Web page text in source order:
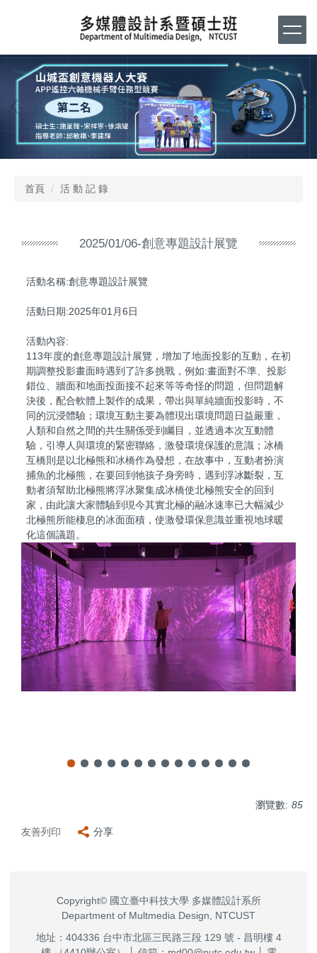
要
區
首頁 活 動 記 錄
2025/01/06-創意專題設計展覽
活動名稱:創意專題設計展覽
活動日期:2025年01月6日
活動內容:
113年度的創意專題設計展覽，增加了地面投影的互動，在初
期調整投影畫面時遇到了許多挑戰，例如:畫面對不準、投影
錯位、牆面和地面投面接不起來等等奇怪的問題，但問題解
決後，配合軟體上製作的成果，帶出與單純牆面投影時，不
同的沉浸體驗；環境互動主要為體現出環境問題日益嚴重，
人類和自然之間的共生關係受到矚目，並透過本次互動體
驗，引導人與環境的緊密聯絡，激發環境保護的意識；冰橋
互橋則是以北極熊和冰橋作為發想，在故事中，互動者扮演
捕魚的北極熊，在要回到牠孩子身旁時，遇到浮冰斷裂，互
動者須幫助北極熊將浮冰聚集成冰橋使北極熊安全的回到
家，由此讓大家體驗到現今其實北極的融冰速率已大幅減少
北極熊所能棲息的冰面面積，使激發環保意識並重視地球暖
化這個議題。
瀏覽數: 85
友善列印 分享
Copyright© 國立臺中科技大學 多媒體設計系所
Department of Multmedia Design, NTCUST
地址：404336 台中市北區三民路三段 129 號 - 昌明樓 4